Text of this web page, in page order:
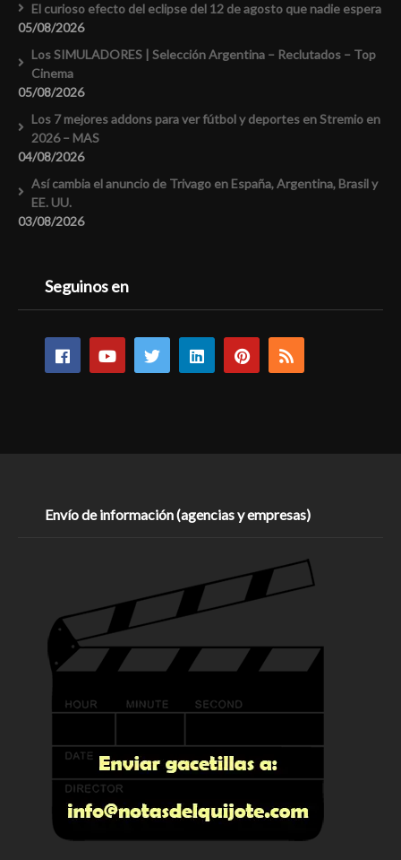
El curioso efecto del eclipse del 12 de agosto que nadie espera
05/08/2026
Los SIMULADORES | Selección Argentina – Reclutados – Top
Cinema
05/08/2026
Los 7 mejores addons para ver fútbol y deportes en Stremio en
2026 – MAS
04/08/2026
Así cambia el anuncio de Trivago en España, Argentina, Brasil y
EE. UU.
03/08/2026
Seguinos en
Envío de información (agencias y empresas)